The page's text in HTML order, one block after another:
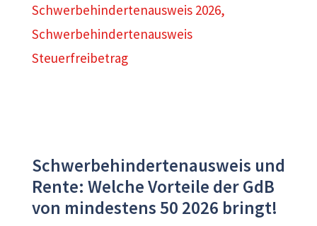
Schwerbehindertenausweis 2026,
Schwerbehindertenausweis
Steuerfreibetrag
Schwerbehindertenausweis und
Rente: Welche Vorteile der GdB
von mindestens 50 2026 bringt!